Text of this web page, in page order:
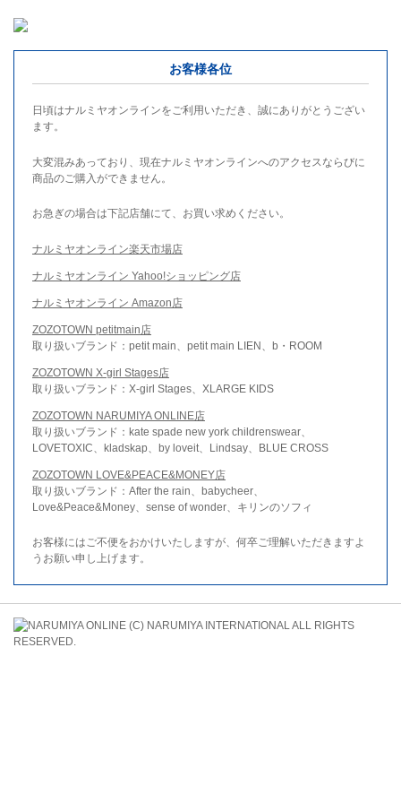
お客様各位
日頃はナルミヤオンラインをご利用いただき、誠にありがとうござい
ます。
大変混みあっており、現在ナルミヤオンラインへのアクセスならびに
商品のご購入ができません。
お急ぎの場合は下記店舗にて、お買い求めください。
ナルミヤオンライン楽天市場店
ナルミヤオンライン Yahoo!ショッピング店
ナルミヤオンライン Amazon店
ZOZOTOWN petitmain店
取り扱いブランド：petit main、petit main LIEN、b・ROOM
ZOZOTOWN X-girl Stages店
取り扱いブランド：X-girl Stages、XLARGE KIDS
ZOZOTOWN NARUMIYA ONLINE店
取り扱いブランド：kate spade new york childrenswear、
LOVETOXIC、kladskap、by loveit、Lindsay、BLUE CROSS
ZOZOTOWN LOVE&PEACE&MONEY店
取り扱いブランド：After the rain、babycheer、
Love&Peace&Money、sense of wonder、キリンのソフィ
お客様にはご不便をおかけいたしますが、何卒ご理解いただきますよ
うお願い申し上げます。